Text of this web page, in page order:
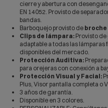
cierre y abertura con
EN 14052. Provisto de
bandas.
Barboquejo provisto de broche
Clips de lámpara: Provisto
adaptable a todas las
disponibles del mercado.
Protección Auditiva:
para orejeras con conexión a
Protección Visual y Facial:
Plus, Visor pantalla completa o
3 años de garantía.
Disponible en 3 colores.